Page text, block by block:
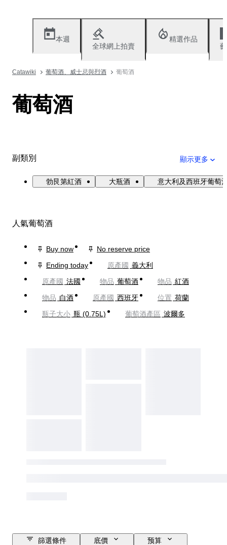
本週
全球網上拍賣
精選作品
Catawiki 葡萄酒、威士忌與烈酒 葡萄酒
葡萄酒
副類別 顯示更多
勃艮第紅酒 大瓶酒 意大利及西班牙葡萄
人氣葡萄酒
Buy now
No reserve price
Ending today
原產國 義大利
原產國 法國 物品 葡萄酒 物品 紅酒
物品 白酒 原產國 西班牙 位置 荷蘭
瓶子大小 瓶 (0.75L) 葡萄酒產區 波爾多
篩選條件 底價
预算